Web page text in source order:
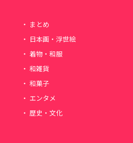
まとめ
日本画・浮世絵
着物・和服
和雑貨
和菓子
エンタメ
歴史・文化